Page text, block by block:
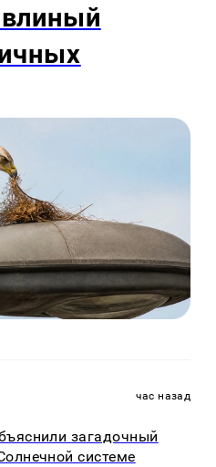
час назад
загадочный
системе